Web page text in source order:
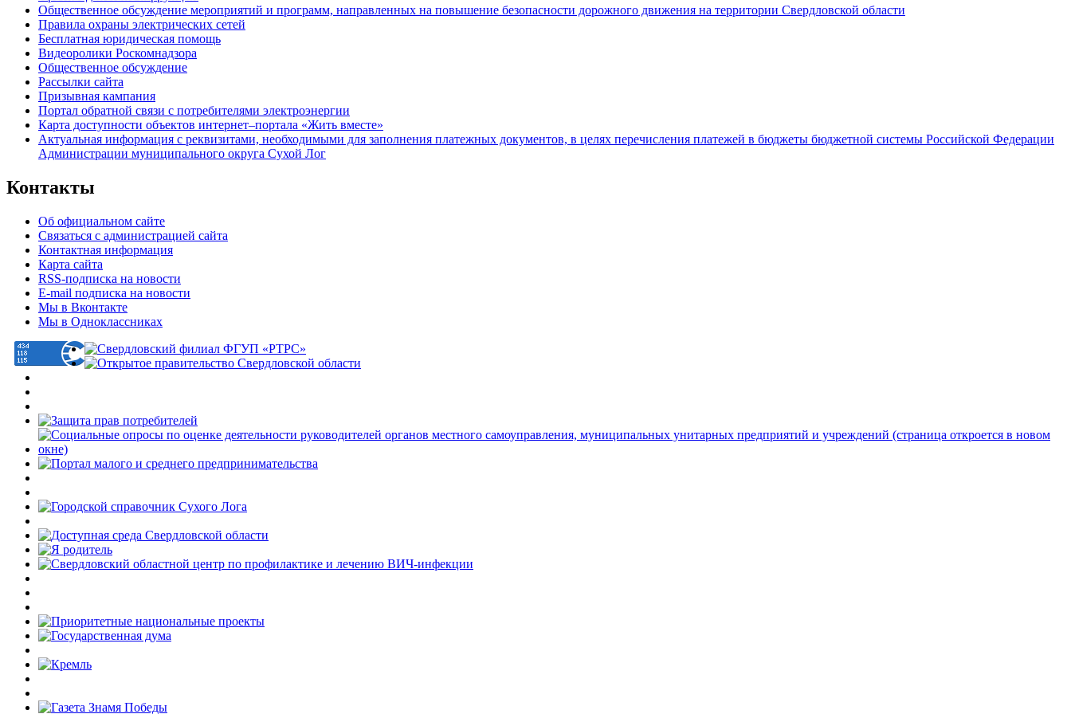
Общественное обсуждение мероприятий и программ, направленных на повышение безопасности дорожного движения на территории Свердловской области
Правила охраны электрических сетей
Бесплатная юридическая помощь
Видеоролики Роскомнадзора
Общественное обсуждение
Рассылки сайта
Призывная кампания
Портал обратной связи с потребителями электроэнергии
Карта доступности объектов интернет–портала «Жить вместе»
Актуальная информация с реквизитами, необходимыми для заполнения платежных документов, в целях перечисления платежей в бюджеты бюджетной системы Российской Федерации
Администрации муниципального округа Сухой Лог
Контакты
Об официальном сайте
Связаться с администрацией сайта
Контактная информация
Карта сайта
RSS-подписка на новости
E-mail подписка на новости
Мы в Вконтакте
Мы в Одноклассниках